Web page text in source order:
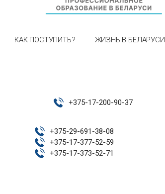
КАК ПОСТУПИТЬ? ЖИЗНЬ В БЕЛАРУСИ
+375-17-200-90-37
+375-29-691-38-08
+375-17-377-52-59
+375-17-373-52-71